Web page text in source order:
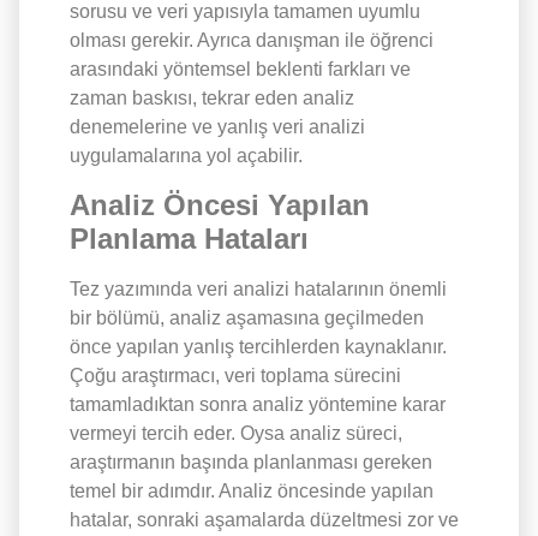
sorusu ve veri yapısıyla tamamen uyumlu
olması gerekir. Ayrıca danışman ile öğrenci
arasındaki yöntemsel beklenti farkları ve
zaman baskısı, tekrar eden analiz
denemelerine ve yanlış veri analizi
uygulamalarına yol açabilir.
Analiz Öncesi Yapılan
Planlama Hataları
Tez yazımında veri analizi hatalarının önemli
bir bölümü, analiz aşamasına geçilmeden
önce yapılan yanlış tercihlerden kaynaklanır.
Çoğu araştırmacı, veri toplama sürecini
tamamladıktan sonra analiz yöntemine karar
vermeyi tercih eder. Oysa analiz süreci,
araştırmanın başında planlanması gereken
temel bir adımdır. Analiz öncesinde yapılan
hatalar, sonraki aşamalarda düzeltmesi zor ve